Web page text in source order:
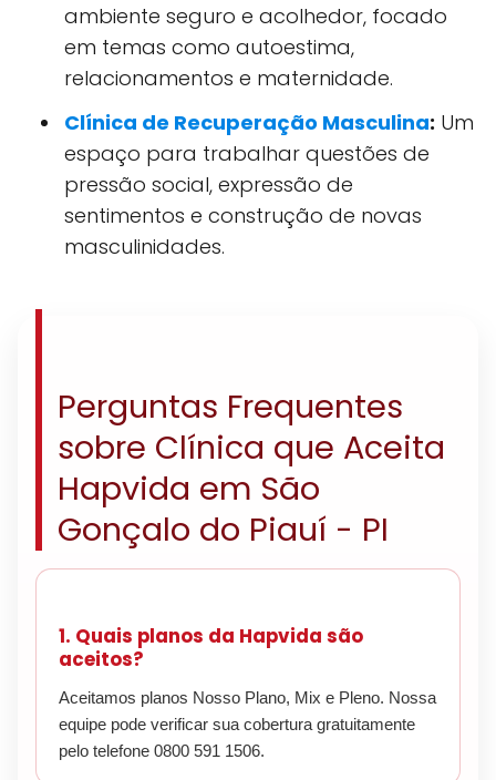
ambiente seguro e acolhedor, focado
em temas como autoestima,
relacionamentos e maternidade.
Clínica de Recuperação Masculina: Um
espaço para trabalhar questões de
pressão social, expressão de
sentimentos e construção de novas
masculinidades.
Perguntas Frequentes
sobre Clínica que Aceita
Hapvida em São
Gonçalo do Piauí - PI
1. Quais planos da Hapvida são
aceitos?
Aceitamos planos Nosso Plano, Mix e Pleno. Nossa
equipe pode verificar sua cobertura gratuitamente
pelo telefone 0800 591 1506.